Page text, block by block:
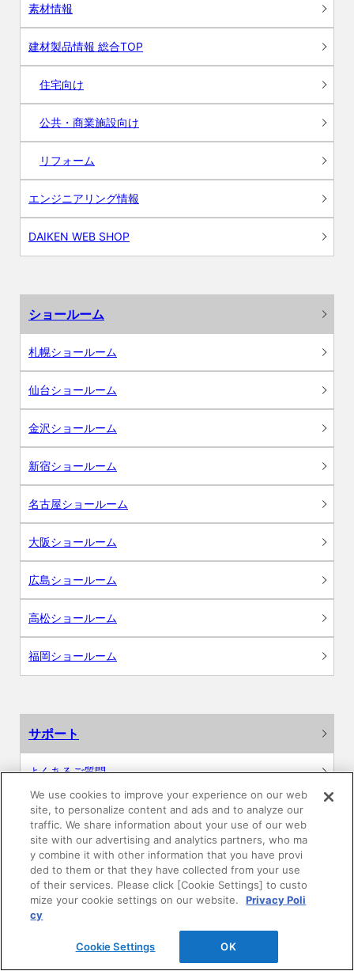
素材情報
建材製品情報 総合TOP
住宅向け
公共・商業施設向け
リフォーム
エンジニアリング情報
DAIKEN WEB SHOP
ショールーム
札幌ショールーム
仙台ショールーム
金沢ショールーム
新宿ショールーム
名古屋ショールーム
大阪ショールーム
広島ショールーム
高松ショールーム
福岡ショールーム
サポート
よくあるご質問
カタログ閲覧・資料請求
各種データダウンロード
WEB見積・各種シミュレーション
交換用部品の購入
We use cookies to improve your experience on our web
site, to personalize content and ads and to analyze our
traffic. We share information about your use of our web
site with our advertising and analytics partners, who ma
y combine it with other information that you have provi
ded to them or that they have collected from your use
of their services. Please click [Cookie Settings] to custo
mize your cookie settings on our website.
Privacy Poli
cy
Cookie Settings OK